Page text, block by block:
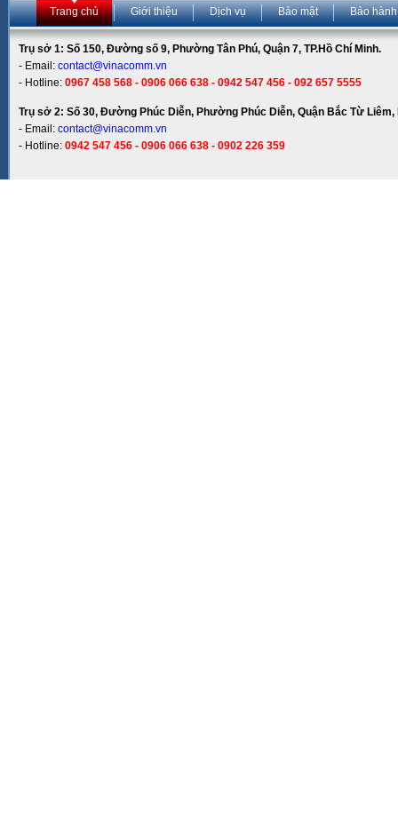
Trang chủ Giới thiệu Dịch vụ Bảo mật Bảo hành
Trụ sở 1: Số 150, Đường số 9, Phường Tân Phú, Quận 7, TP.Hồ Chí Minh.
- Email: contact@vinacomm.vn
- Hotline: 0967 458 568 - 0906 066 638 - 0942 547 456 - 092 657 5555
Trụ sở 2: Số 30, Đường Phúc Diễn, Phường Phúc Diễn, Quận Bắc Từ Liêm,
- Email: contact@vinacomm.vn
- Hotline: 0942 547 456 - 0906 066 638 - 0902 226 359